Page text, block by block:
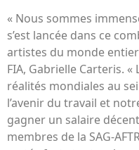
« Nous sommes
s’est lancée dans ce
artistes du monde
FIA, Gabrielle Carteris. «
réalités mondiales au
l’avenir du travail et
gagner un salaire
membres de la SAG-